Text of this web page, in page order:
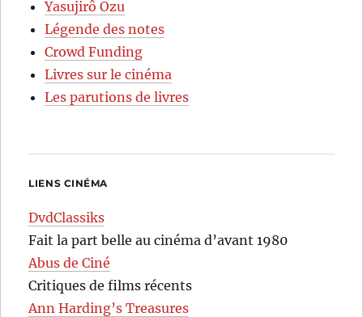
Yasujirô Ozu
Légende des notes
Crowd Funding
Livres sur le cinéma
Les parutions de livres
LIENS CINÉMA
DvdClassiks
Fait la part belle au cinéma d’avant 1980
Abus de Ciné
Critiques de films récents
Ann Harding’s Treasures